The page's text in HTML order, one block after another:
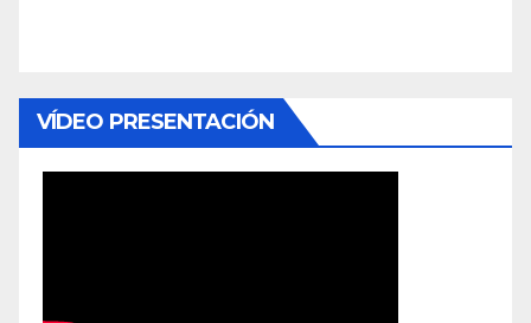
VÍDEO PRESENTACIÓN